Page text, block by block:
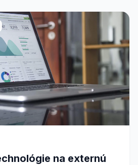
na externú